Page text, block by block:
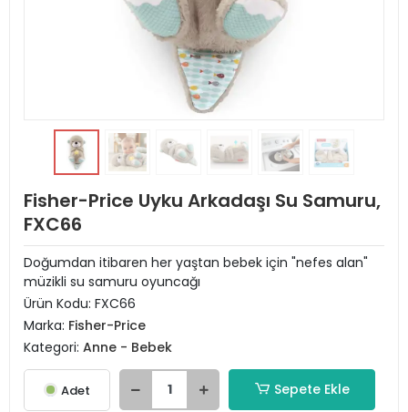
Fisher-Price Uyku Arkadaşı Su Samuru,
FXC66
Doğumdan itibaren her yaştan bebek için "nefes alan"
müzikli su samuru oyuncağı
Ürün Kodu: FXC66
Marka: Fisher-Price
Kategori: Anne - Bebek
Adet Sepete Ekle